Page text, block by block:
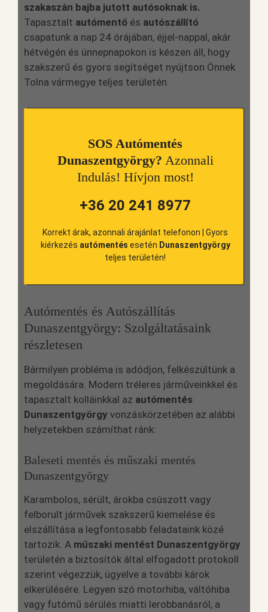
szakaszán bajba jutott autósoknak is.
Tapasztalt autómentő és autószállító
csapatunk a nap 24 órájában, éjjel-nappal, akár
hétvégén és ünnepnapokon is készen áll, hogy
szakszerű és gyors segítséget nyújtson Önnek
Tolna vármegye teljes területén.
SOS Autómentés
Dunaszentgyörgy? Azonnali
Indulás! Hívjon most!
+36 20 241 8977
Korrekt árak, azonnali árajánlat telefonon | Gyors
kiérkezés autómentés esetén Dunaszentgyörgy
teljes területén!
Autómentés és Autószállítás
Dunaszentgyörgy: Szolgáltatásaink
részletesen
Bármilyen probléma is adódjon, felkészültünk a
megoldására. Modern tréleres járműveinkkel és
tapasztalt kolláinkkal az autómentés
Dunaszentgyörgy vonzáskörzetében az alábbi
helyzetekben számíthat ránk:
Baleseti mentés és műszaki mentés
Dunaszentgyörgy
Karambolos, sérült, árokba csúszott vagy
felborult járművek szakszerű kiemelése és
elszállítása a legfontosabb feladataink közé
tartozik. A műszaki mentést Dunaszentgyörgy
területén a biztosítók által elfogadott protokoll
szerint végezzük, ügyelve a további károk
elkerülésére. Legyen szó motorhiba, váltóhiba
vagy futómű sérülés miatti lerobbanásról, a